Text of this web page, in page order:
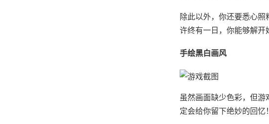
除此以外，你还要悉心
许终有一日，你能够解开
手绘黑白画风
虽然画面缺少色彩，但
定会给你留下绝妙的回忆！